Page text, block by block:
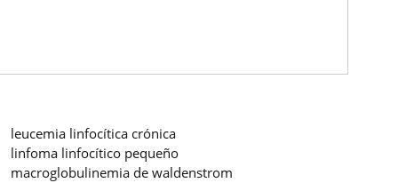
leucemia linfocítica crónica
linfoma linfocítico pequeño
macroglobulinemia de waldenstrom